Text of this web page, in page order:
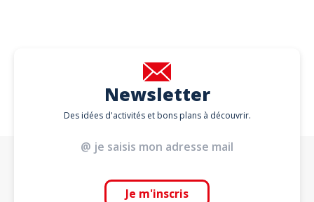
Newsletter
Des idées d'activités et bons plans à découvrir.
Je m'inscris